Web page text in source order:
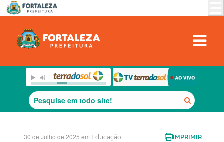
30 de Julho de 2025 em Educação IMPRIMIR